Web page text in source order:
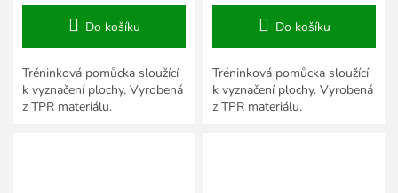
Do košíku
Tréninková pomůcka sloužící
k vyznačení plochy. Vyrobená
z TPR materiálu.
Do košíku
Tréninková pomůcka sloužící
k vyznačení plochy. Vyrobená
z TPR materiálu.